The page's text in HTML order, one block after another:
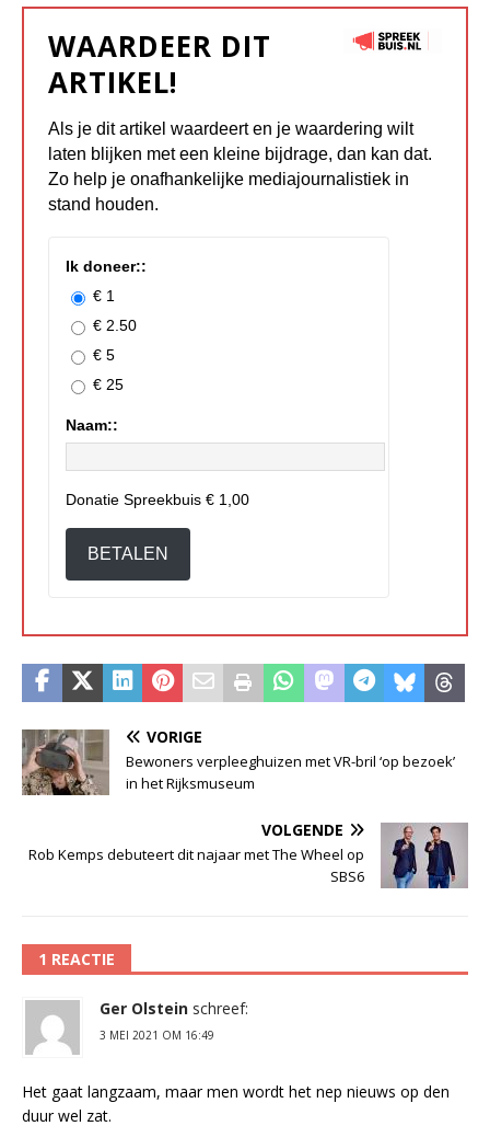
WAARDEER DIT
ARTIKEL!
Als je dit artikel waardeert en je waardering wilt
laten blijken met een kleine bijdrage, dan kan dat.
Zo help je onafhankelijke mediajournalistiek in
stand houden.
Ik doneer::
€ 1
€ 2.50
€ 5
€ 25
Naam::
Donatie Spreekbuis € 1,00
BETALEN
VORIGE
Bewoners verpleeghuizen met VR-bril ‘op bezoek’
in het Rijksmuseum
VOLGENDE
Rob Kemps debuteert dit najaar met The Wheel op
SBS6
1 REACTIE
Ger Olstein schreef:
3 MEI 2021 OM 16:49
Het gaat langzaam, maar men wordt het nep nieuws op den
duur wel zat.